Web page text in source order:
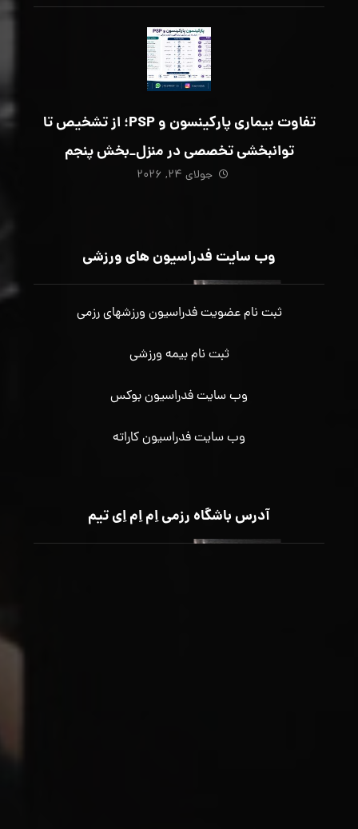
تفاوت بیماری پارکینسون و PSP؛ از تشخیص تا
توانبخشی تخصصی در منزل_بخش پنجم
جولای ۲۴, ۲۰۲۶
وب سایت فدراسیون های ورزشی
ثبت نام عضویت فدراسیون ورزشهای رزمی
ثبت نام بیمه ورزشی
وب سایت فدراسیون بوکس
وب سایت فدراسیون کاراته
آدرس باشگاه رزمی اِم اِم اِی تیم